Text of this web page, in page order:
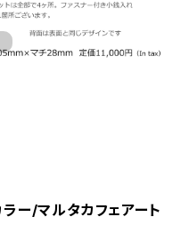
ー/マルタカフェアート